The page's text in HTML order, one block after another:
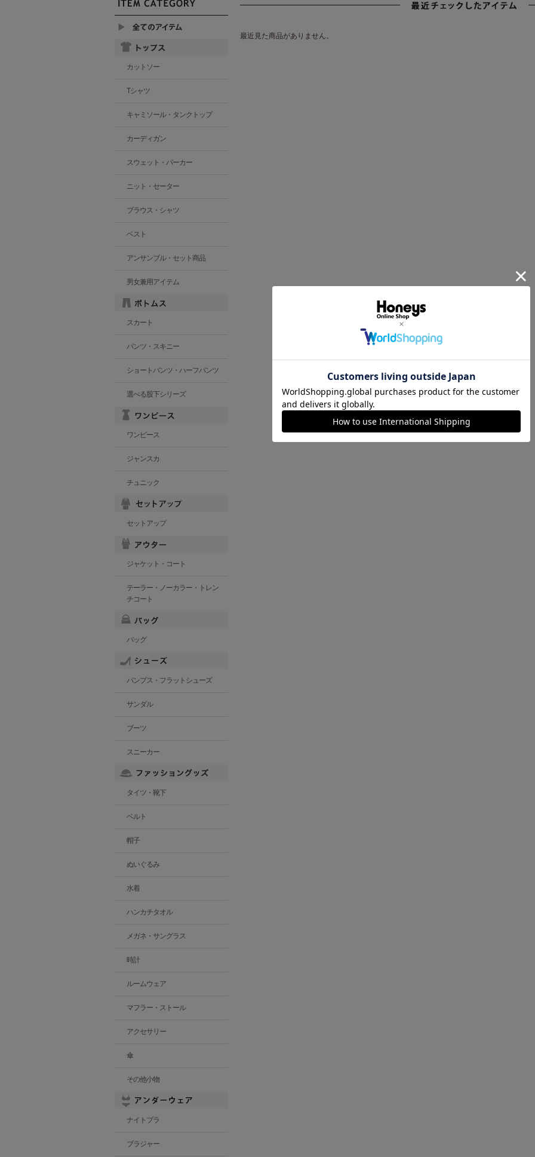
最近見た商品がありません。
カットソー
Tシャツ
キャミソール・タンクトップ
カーディガン
スウェット・パーカー
ニット・セーター
ブラウス・シャツ
ベスト
アンサンブル・セット商品
男女兼用アイテム
スカート
パンツ・スキニー
ショートパンツ・ハーフパンツ
選べる股下シリーズ
ワンピース
ジャンスカ
チュニック
セットアップ
ジャケット・コート
テーラー・ノーカラー・トレン
チコート
バッグ
パンプス・フラットシューズ
サンダル
ブーツ
スニーカー
タイツ・靴下
ベルト
帽子
ぬいぐるみ
水着
ハンカチタオル
メガネ・サングラス
時計
ルームウェア
マフラー・ストール
アクセサリー
傘
その他小物
ナイトブラ
ブラジャー